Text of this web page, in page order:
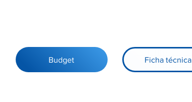
Ficha técnica
Budget